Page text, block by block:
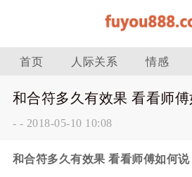
首页 人际关系 情感
和合符多久有效果 看看师
- - 2018-05-10 10:08
和合符多久有效果 看看师傅如何说